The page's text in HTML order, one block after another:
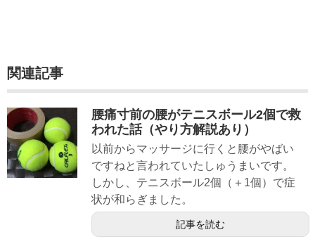
関連記事
腰痛寸前の腰がテニスボール2個で救
われた話（やり方解説あり）
以前からマッサージに行くと腰がやばい
ですねと言われていたしゅうまいです。
しかし、テニスボール2個（＋1個）で症
状が和らぎました。
記事を読む